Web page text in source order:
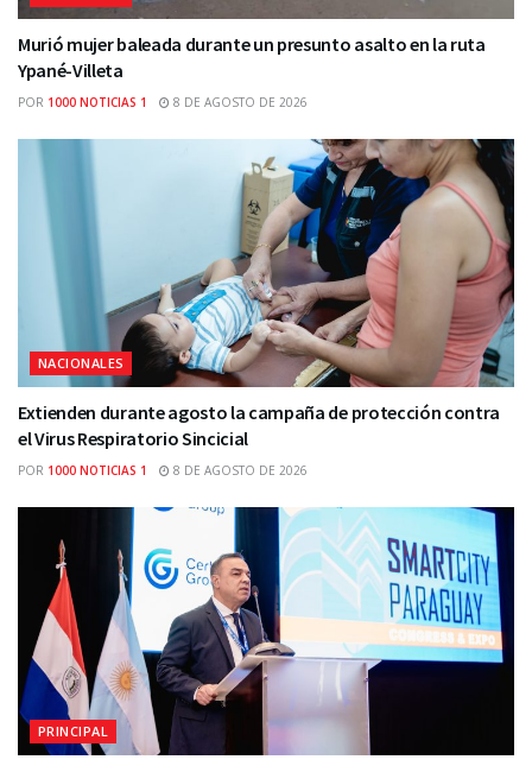
Murió mujer baleada durante un presunto asalto en la ruta
Ypané-Villeta
POR 1000 NOTICIAS 1 8 DE AGOSTO DE 2026
NACIONALES
Extienden durante agosto la campaña de protección contra
el Virus Respiratorio Sincicial
POR 1000 NOTICIAS 1 8 DE AGOSTO DE 2026
PRINCIPAL